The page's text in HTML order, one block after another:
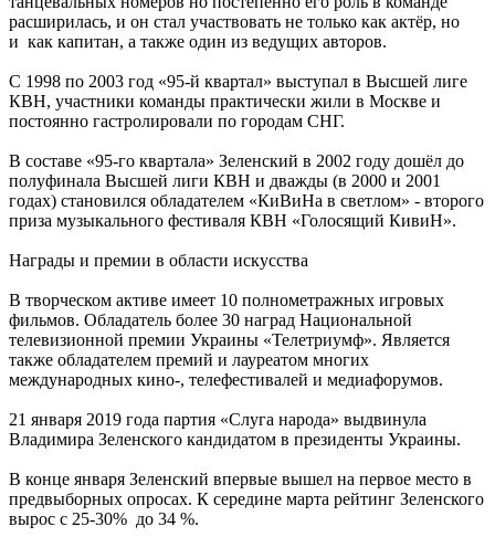
расширилась, и он стал участвовать не только как актёр, но
и как капитан, а также один из ведущих авторов.
С 1998 по 2003 год «95-й квартал» выступал в Высшей лиге
КВН, участники команды практически жили в Москве и
постоянно гастролировали по городам СНГ.
В составе «95-го квартала» Зеленский в 2002 году дошёл до
полуфинала Высшей лиги КВН и дважды (в 2000 и 2001
годах) становился обладателем «КиВиНа в светлом» - второго
приза музыкального фестиваля КВН «Голосящий КивиН».
Награды и премии в области искусства
В творческом активе имеет 10 полнометражных игровых
фильмов. Обладатель более 30 наград Национальной
телевизионной премии Украины «Телетриумф». Является
также обладателем премий и лауреатом многих
международных кино-, телефестивалей и медиафорумов.
21 января 2019 года партия «Слуга народа» выдвинула
Владимира Зеленского кандидатом в президенты Украины.
В конце января Зеленский впервые вышел на первое место в
предвыборных опросах. К середине марта рейтинг Зеленского
вырос с 25-30% до 34 %.